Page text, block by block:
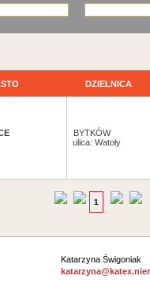
DZIELNICA
BYTKÓW
ulica: Watoły
1
Katarzyna Świgoniak